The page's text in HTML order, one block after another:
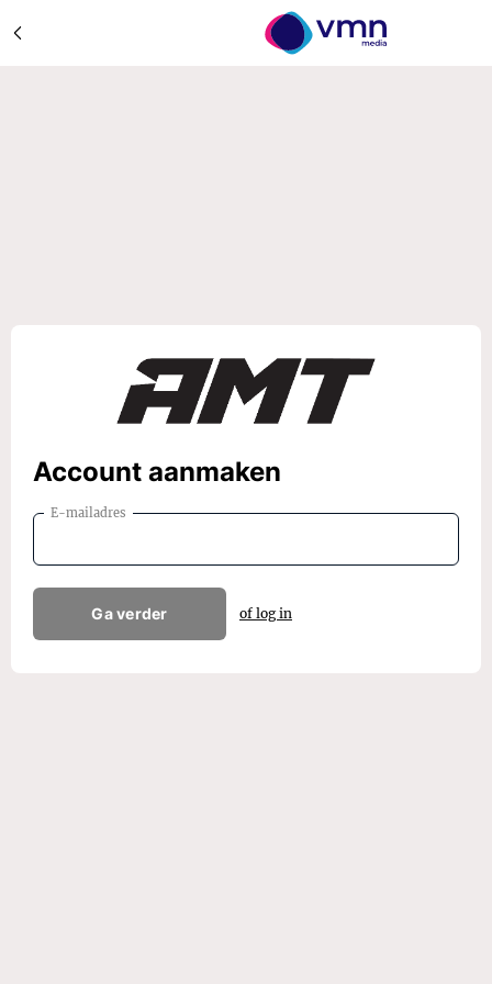
Account aanmaken
E-mailadres
Ga verder of log in